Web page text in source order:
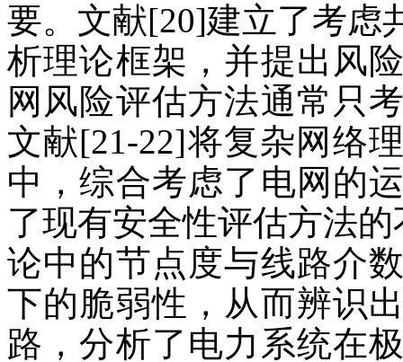
要。文献[20]建立了考虑
析理论框架，并提出风
网风险评估方法通常只
文献[21-22]将复杂网络
中，综合考虑了电网的
了现有安全性评估方法
论中的节点度与线路介
下的脆弱性，从而辨识
路，分析了电力系统在